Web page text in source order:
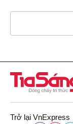
Trở lại VnExpress